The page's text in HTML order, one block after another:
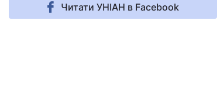
Читати УНІАН в Facebook